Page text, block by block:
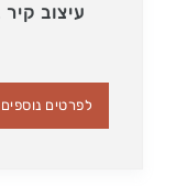
עיצוב
לפרטים נוספים